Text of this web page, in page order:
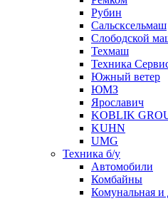
Рубин
Сальскcельмаш
Слободской
Техмаш
Техника
Южный ветер
ЮМЗ
Ярославич
KOBLIK
KUHN
UMG
Техника б/у
Автомобили
Комбайны
Комунальная и